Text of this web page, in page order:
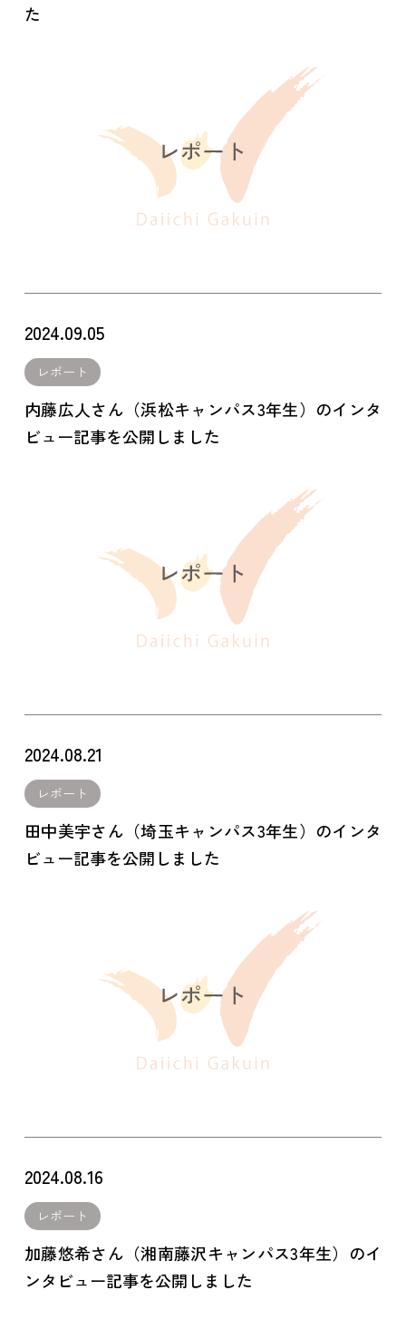
た
2024.09.05
レポート
内藤広人さん（浜松キャンパス3年生）のインタ
ビュー記事を公開しました
2024.08.21
レポート
田中美宇さん（埼玉キャンパス3年生）のインタ
ビュー記事を公開しました
2024.08.16
レポート
加藤悠希さん（湘南藤沢キャンパス3年生）のイ
ンタビュー記事を公開しました